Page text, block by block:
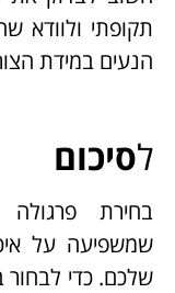
תקופתי ולוודא
הנעים במידת
לסיכום
בחירת
שמשפיעה על
שלכם. כדי לבחור